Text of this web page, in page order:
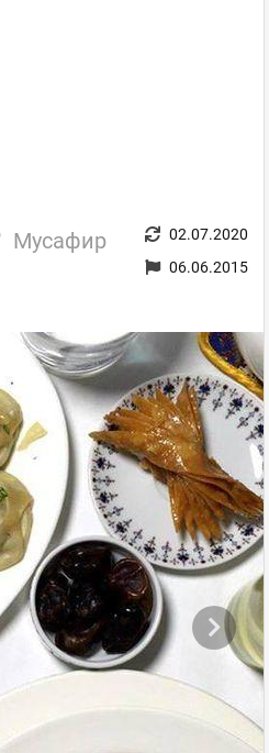
Мусафир
02.07.2020
06.06.2015